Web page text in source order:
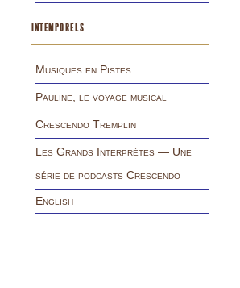
INTEMPORELS
Musiques en Pistes
Pauline, le voyage musical
Crescendo Tremplin
Les Grands Interprètes — Une
série de podcasts Crescendo
English